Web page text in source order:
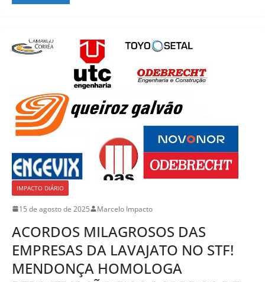
IMPACTO DIÁRIO
15 de agosto de 2025 Marcelo Impacto
ACORDOS MILAGROSOS DAS
EMPRESAS DA LAVAJATO NO STF!
MENDONÇA HOMOLOGA